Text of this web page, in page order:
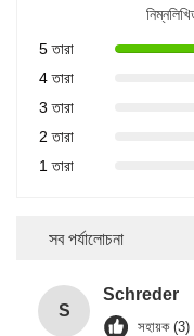
5 তারা
4 তারা
3 তারা
2 তারা
1 তারা
সব পর্যালোচনা
S
Schreder
সহায়ক (3)